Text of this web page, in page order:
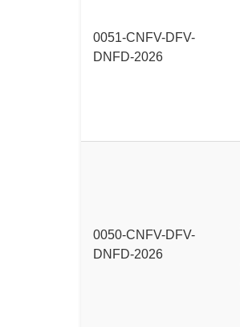
0051-CNFV-DFV-
DNFD-2026
0050-CNFV-DFV-
DNFD-2026